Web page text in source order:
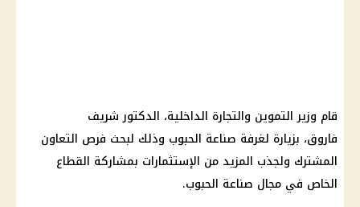
قام وزير التموين والتجارة الداخلية، الدكتور شريف
فاروق، بزيارة لغرفة صناعة الحبوب وذلك لبحث فرص التعاون
المشترك ولجذب المزيد من الإستثمارات بمشاركة القطاع
الخاص في مجال صناعة الحبوب.